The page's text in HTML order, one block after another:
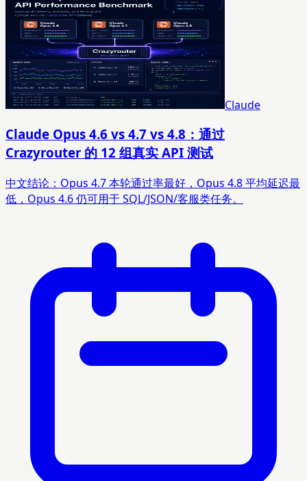
Claude
Claude Opus 4.6 vs 4.7 vs 4.8：通过
Crazyrouter 的 12 组真实 API 测试
中文结论：Opus 4.7 本轮通过率最好，Opus 4.8 平均延迟最
低，Opus 4.6 仍可用于 SQL/JSON/客服类任务。